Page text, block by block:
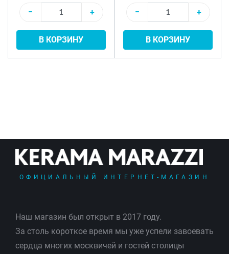
−
+
В КОРЗИНУ
−
+
В КОРЗИНУ
ОФИЦИАЛЬНЫЙ ИНТЕРНЕТ-МАГАЗИН
Наш магазин был открыт в 2017 году.
За столь короткое время мы уже успели завоевать
сердца многих москвичей и гостей столицы